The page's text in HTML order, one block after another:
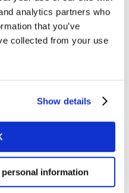
analytics partners who
that you’ve
collected from your use
Show details
information
para o consumo no
premise. Aqui, o
boates e baladas (+5%
período estudado), aos
(+5%), com
e quiosque (+2%) e
no Brasil